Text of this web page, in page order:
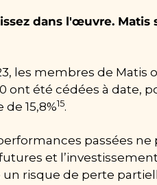
dans l'œuvre. Matis
les membres de Matis
ont été cédées à date,
15,8%15.
passées ne
et
risque de perte